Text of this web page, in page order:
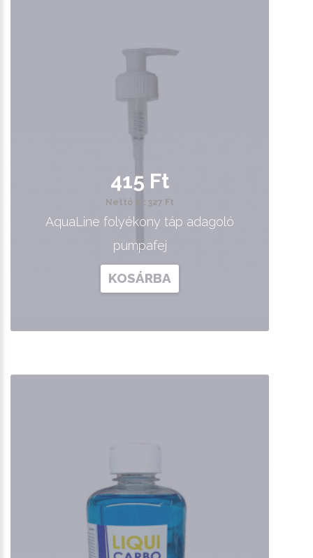
415 Ft
Nettó ár: 327 Ft
AquaLine folyékony táp adagoló
pumpafej
KOSÁRBA